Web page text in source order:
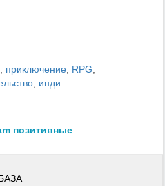
, приключение, RPG,
, инди
позитивные